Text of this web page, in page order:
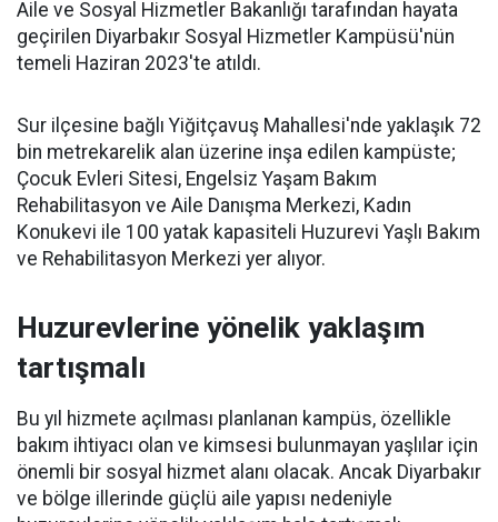
Aile ve Sosyal Hizmetler Bakanlığı tarafından hayata
geçirilen Diyarbakır Sosyal Hizmetler Kampüsü'nün
temeli Haziran 2023'te atıldı.
Sur ilçesine bağlı Yiğitçavuş Mahallesi'nde yaklaşık 72
bin metrekarelik alan üzerine inşa edilen kampüste;
Çocuk Evleri Sitesi, Engelsiz Yaşam Bakım
Rehabilitasyon ve Aile Danışma Merkezi, Kadın
Konukevi ile 100 yatak kapasiteli Huzurevi Yaşlı Bakım
ve Rehabilitasyon Merkezi yer alıyor.
Huzurevlerine yönelik yaklaşım
tartışmalı
Bu yıl hizmete açılması planlanan kampüs, özellikle
bakım ihtiyacı olan ve kimsesi bulunmayan yaşlılar için
önemli bir sosyal hizmet alanı olacak. Ancak Diyarbakır
ve bölge illerinde güçlü aile yapısı nedeniyle